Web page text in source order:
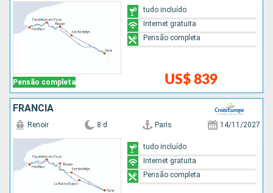
Pensão completa US$ 839
tudo incluído
Internet gratuita
Pensão completa
FRANCIA
Renoir 8 d Paris 14/11/2027
tudo incluído
Internet gratuita
Pensão completa